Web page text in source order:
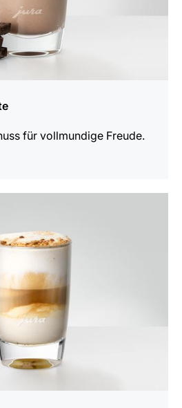
für vollmundige Freude.